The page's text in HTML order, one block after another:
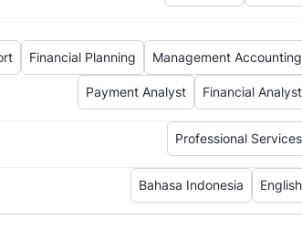
Financial Planning Management Accounting
Payment Analyst Financial Analyst
Professional Services
Bahasa Indonesia English